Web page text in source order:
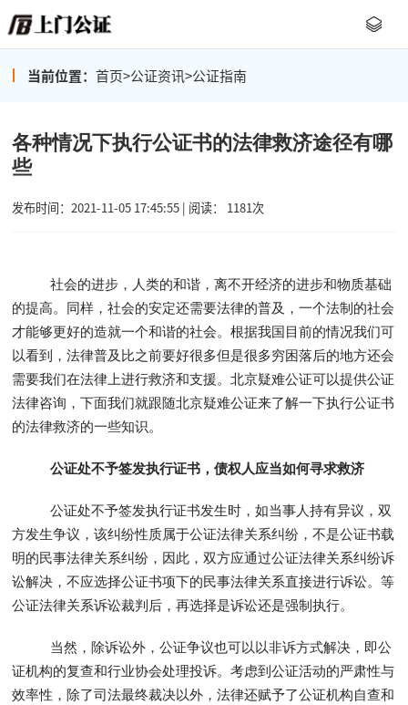
当前位置： 首页>公证资讯>公证指南
各种情况下执行公证书的法律救济途径有哪
些
发布时间：2021-11-05 17:45:55 | 阅读： 1181次
社会的进步，人类的和谐，离不开经济的进步和物质基础
的提高。同样，社会的安定还需要法律的普及，一个法制的社会
才能够更好的造就一个和谐的社会。根据我国目前的情况我们可
以看到，法律普及比之前要好很多但是很多穷困落后的地方还会
需要我们在法律上进行救济和支援。北京疑难公证可以提供公证
法律咨询，下面我们就跟随北京疑难公证来了解一下执行公证书
的法律救济的一些知识。
公证处不予签发执行证书，债权人应当如何寻求救济
公证处不予签发执行证书发生时，如当事人持有异议，双
方发生争议，该纠纷性质属于公证法律关系纠纷，不是公证书载
明的民事法律关系纠纷，因此，双方应通过公证法律关系纠纷诉
讼解决，不应选择公证书项下的民事法律关系直接进行诉讼。等
公证法律关系诉讼裁判后，再选择是诉讼还是强制执行。
当然，除诉讼外，公证争议也可以以非诉方式解决，即公
证机构的复查和行业协会处理投诉。考虑到公证活动的严肃性与
效率性，除了司法最终裁决以外，法律还赋予了公证机构自查和